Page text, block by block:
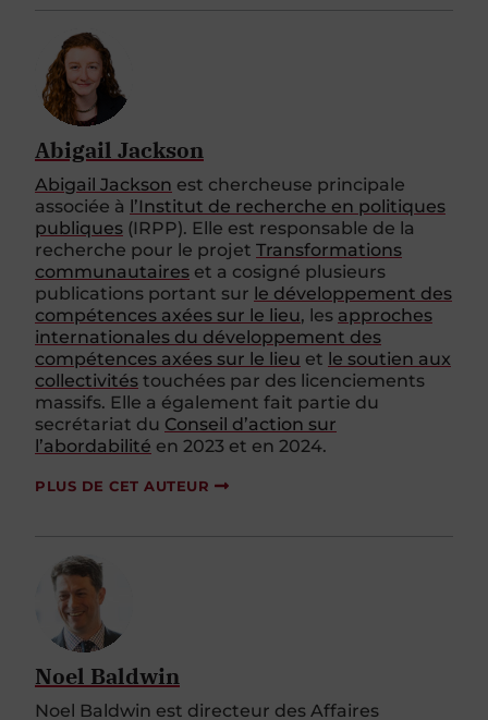
Abigail Jackson
Abigail Jackson est chercheuse principale
associée à l’Institut de recherche en politiques
publiques (IRPP). Elle est responsable de la
recherche pour le projet Transformations
communautaires et a cosigné plusieurs
publications portant sur le développement des
compétences axées sur le lieu, les approches
internationales du développement des
compétences axées sur le lieu et le soutien aux
collectivités touchées par des licenciements
massifs. Elle a également fait partie du
secrétariat du Conseil d’action sur
l’abordabilité en 2023 et en 2024.
PLUS DE CET AUTEUR
Noel Baldwin
Noel Baldwin est directeur des Affaires